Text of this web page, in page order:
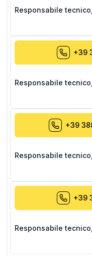
Responsabile tecnico
+39
Responsabile tecnico
+39
Responsabile tecnico
+39
Responsabile tecnico